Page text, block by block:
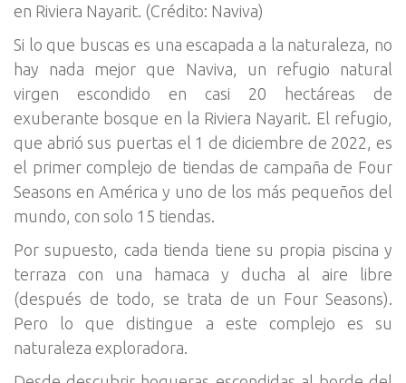
en Riviera Nayarit. (Crédito: Naviva)
Si lo que buscas es una escapada a la naturaleza, no
hay nada mejor que Naviva, un refugio natural
virgen escondido en casi 20 hectáreas de
exuberante bosque en la Riviera Nayarit. El refugio,
que abrió sus puertas el 1 de diciembre de 2022, es
el primer complejo de tiendas de campaña de Four
Seasons en América y uno de los más pequeños del
mundo, con solo 15 tiendas.
Por supuesto, cada tienda tiene su propia piscina y
terraza con una hamaca y ducha al aire libre
(después de todo, se trata de un Four Seasons).
Pero lo que distingue a este complejo es su
naturaleza exploradora.